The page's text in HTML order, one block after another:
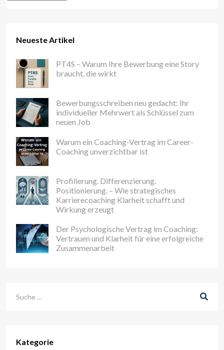
Neueste Artikel
PT4S – Warum Ihre Bewerbung eine Story
braucht, die wirkt
Bewerbungsschreiben neu gedacht: Ihr
individueller Mehrwert als Schlüssel zum
neuen Job
Warum ein Coaching-Vertrag im Career-
Coaching unverzichtbar ist
Profilierung. Differenzierung.
Positionierung. – Wie strategisches
Karrierecoaching Klarheit schafft und
Wirkung erzeugt
Der Psychologische Vertrag im Coaching:
Vertrauen und Klarheit für eine erfolgreiche
Zusammenarbeit
Kategorie